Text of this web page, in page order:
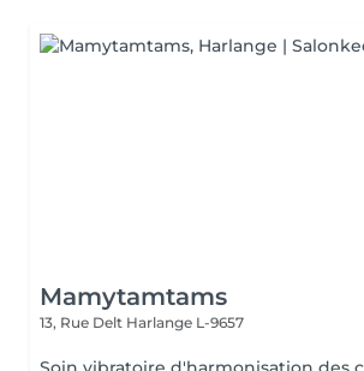
Mamytamtams
13, Rue Delt Harlange L-9657